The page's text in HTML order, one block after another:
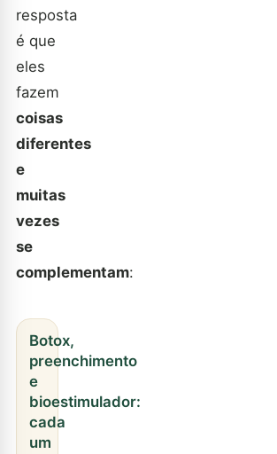
resposta
é que
eles
fazem
coisas
diferentes
e
muitas
vezes
se
complementam:
Botox,
preenchimento
e
bioestimulador:
cada
um